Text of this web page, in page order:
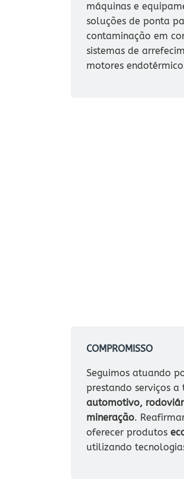
máquinas e
soluções de ponta
contaminação em
sistemas de
motores
COMPROMISSO
Seguimos atuando
prestando serviços a
automotivo,
mineração.
oferecer produtos
utilizando